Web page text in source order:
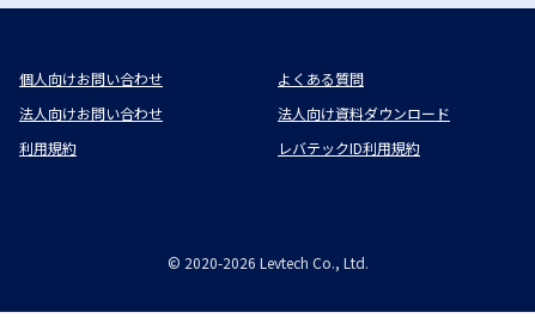
個人向けお問い合わせ よくある質問
法人向けお問い合わせ
法人向け資料ダウンロード
利用規約
レバテックID利用規約
© 2020-2026 Levtech Co., Ltd.